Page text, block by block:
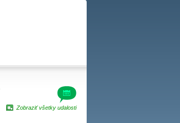
Zobraziť všetky udalosti